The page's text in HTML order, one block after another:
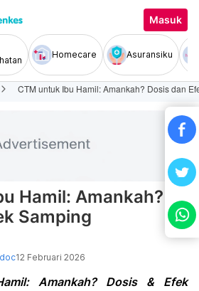
Masuk
Homecare Asuransiku
CTM untuk Ibu Hamil: Amankah? Dosis dan
Hamil: Amankah?
Samping
12 Februari 2026
Amankah? Dosis & Efek